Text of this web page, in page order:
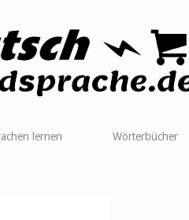
lernen Wörterbücher